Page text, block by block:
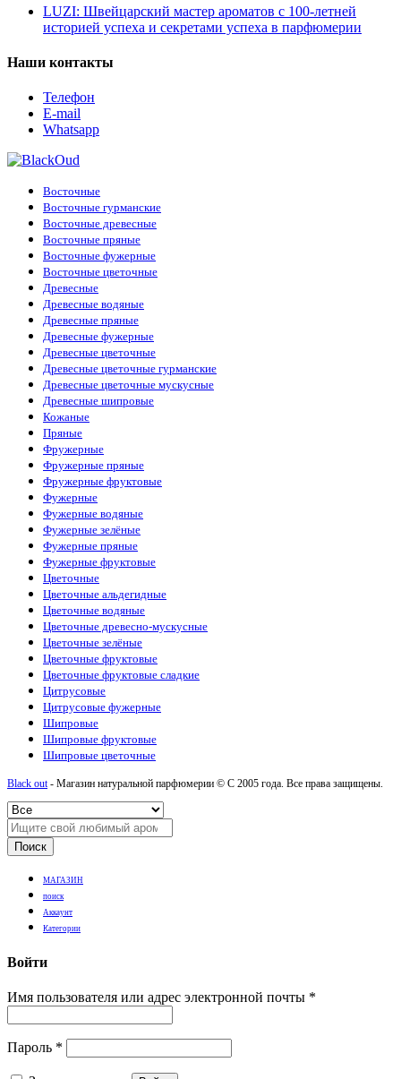
LUZI: Швейцарский мастер ароматов с 100-летней
историей успеха и секретами успеха в парфюмерии
Наши контакты
Телефон
E-mail
Whatsapp
Восточные
Восточные гурманские
Восточные древесные
Восточные пряные
Восточные фужерные
Восточные цветочные
Древесные
Древесные водяные
Древесные пряные
Древесные фужерные
Древесные цветочные
Древесные цветочные гурманские
Древесные цветочные мускусные
Древесные шипровые
Кожаные
Пряные
Фружерные
Фружерные пряные
Фружерные фруктовые
Фужерные
Фужерные водяные
Фужерные зелёные
Фужерные пряные
Фужерные фруктовые
Цветочные
Цветочные альдегидные
Цветочные водяные
Цветочные древесно-мускусные
Цветочные зелёные
Цветочные фруктовые
Цветочные фруктовые сладкие
Цитрусовые
Цитрусовые фужерные
Шипровые
Шипровые фруктовые
Шипровые цветочные
Black out- Магазин натуральной парфюмерии © С 2005 года. Все права защищены.
Поиск
МАГАЗИН
поиск
Аккаунт
Категории
Войти
Имя пользователя или адрес электронной почты *
Пароль *